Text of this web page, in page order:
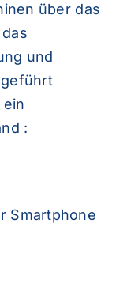
über das
und
:
Smartphone